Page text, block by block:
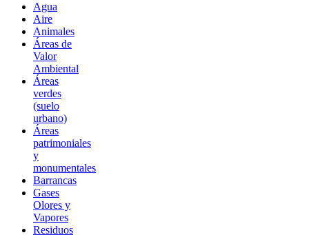
Agua
Aire
Animales
Áreas de
Valor
Ambiental
Áreas
verdes
(suelo
urbano)
Áreas
patrimoniales
y
monumentales
Barrancas
Gases
Olores y
Vapores
Residuos